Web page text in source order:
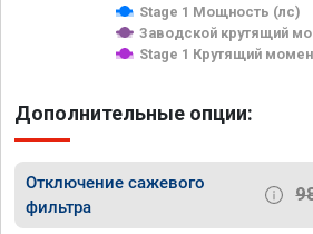
Stage 1 Мощность (лс)
Заводской крутящий
Stage 1 Крутящий
Дополнительные опции:
Отключение сажевого
фильтра